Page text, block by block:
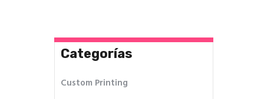
Categorías
Custom Printing